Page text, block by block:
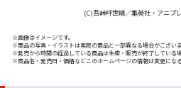
(C)吾峠呼世晴／集英社・アニ
※画像はイメージです。
※商品の写真・イラストは実際の商品と一部異なる場合がござい
※発売から時間の経過している商品は生産・販売が終了している
※商品名・発売日・価格などこのホームページの情報は変更にな